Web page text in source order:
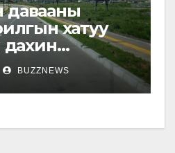
хатуу
дахин
үйлдвэр”
урт авто зам
орлоо
BUZZNEWS